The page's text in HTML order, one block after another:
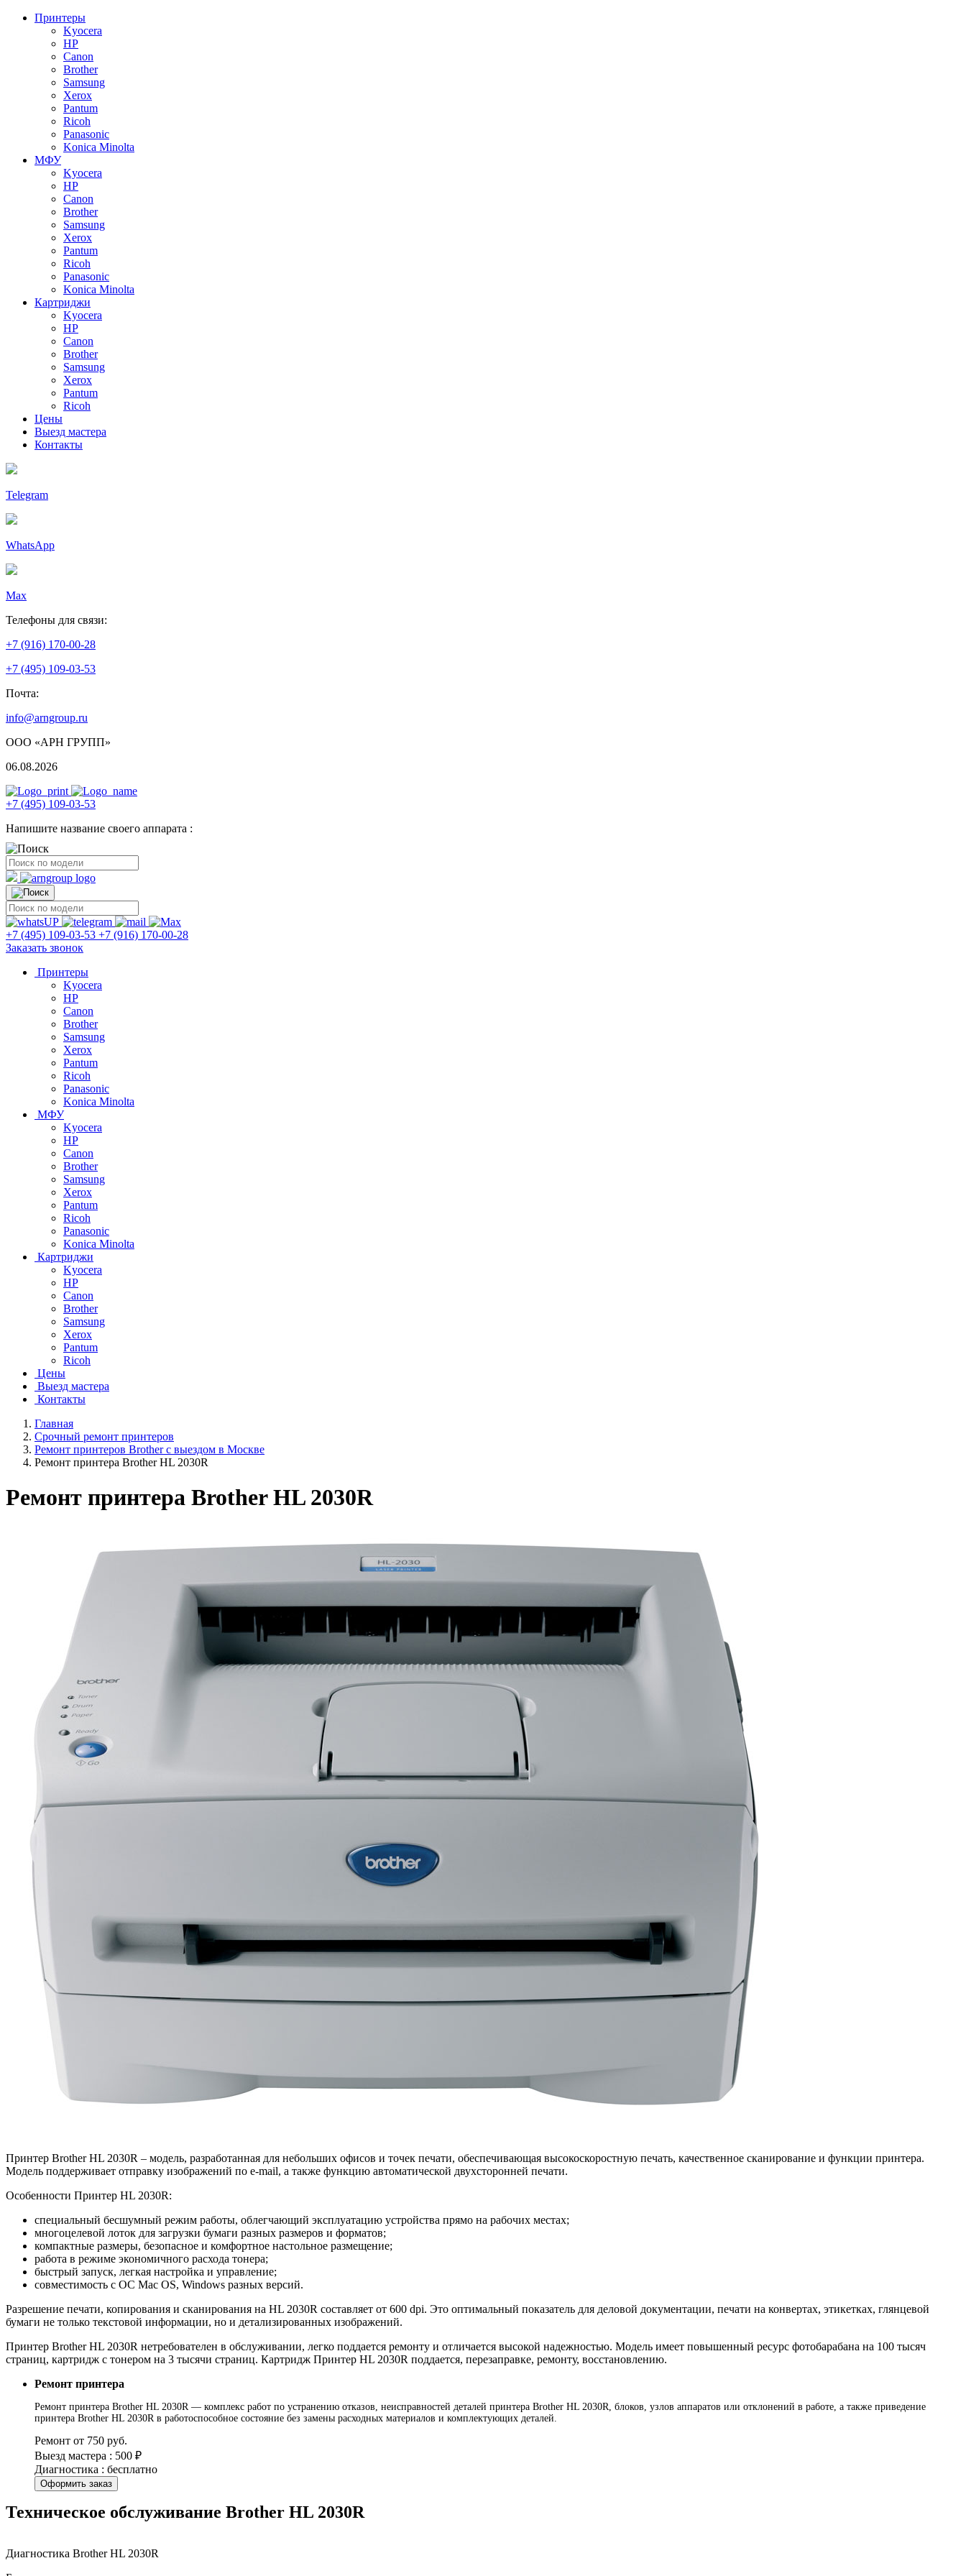
Принтеры
Kyocera
HP
Canon
Brother
Samsung
Xerox
Pantum
Ricoh
Panasonic
Konica Minolta
МФУ
Kyocera
HP
Canon
Brother
Samsung
Xerox
Pantum
Ricoh
Panasonic
Konica Minolta
Картриджи
Kyocera
HP
Canon
Brother
Samsung
Xerox
Pantum
Ricoh
Цены
Выезд мастера
Контакты
Telegram
WhatsApp
Max
Телефоны для связи:
+7 (916) 170-00-28
+7 (495) 109-03-53
Почта:
info@arngroup.ru
ООО «АРН ГРУПП»
06.08.2026
+7 (495) 109-03-53
Напишите название своего аппарата :
+7 (495) 109-03-53 +7 (916) 170-00-28
Заказать звонок
Принтеры
Kyocera
HP
Canon
Brother
Samsung
Xerox
Pantum
Ricoh
Panasonic
Konica Minolta
МФУ
Kyocera
HP
Canon
Brother
Samsung
Xerox
Pantum
Ricoh
Panasonic
Konica Minolta
Картриджи
Kyocera
HP
Canon
Brother
Samsung
Xerox
Pantum
Ricoh
Цены
Выезд мастера
Контакты
Главная
Срочный ремонт принтеров
Ремонт принтеров Brother с выездом в Москве
Ремонт принтера Brother HL 2030R
Ремонт принтера Brother HL 2030R
Принтер Brother HL 2030R – модель, разработанная для небольших офисов и точек печати, обеспечивающая высокоскоростную печать, качественное сканирование и функции принтера.
Модель поддерживает отправку изображений по e-mail, а также функцию автоматической двухсторонней печати.
Особенности Принтер HL 2030R:
специальный бесшумный режим работы, облегчающий эксплуатацию устройства прямо на рабочих местах;
многоцелевой лоток для загрузки бумаги разных размеров и форматов;
компактные размеры, безопасное и комфортное настольное размещение;
работа в режиме экономичного расхода тонера;
быстрый запуск, легкая настройка и управление;
совместимость с ОС Mac OS, Windows разных версий.
Разрешение печати, копирования и сканирования на HL 2030R составляет от 600 dpi. Это оптимальный показатель для деловой документации, печати на конвертах, этикетках, глянцевой
бумаги не только текстовой информации, но и детализированных изображений.
Принтер Brother HL 2030R нетребователен в обслуживании, легко поддается ремонту и отличается высокой надежностью. Модель имеет повышенный ресурс фотобарабана на 100 тысяч
страниц, картридж с тонером на 3 тысячи страниц. Картридж Принтер HL 2030R поддается, перезаправке, ремонту, восстановлению.
Ремонт принтера
Ремонт принтера Brother HL 2030R — комплекс работ по устранению отказов, неисправностей деталей принтера Brother HL 2030R, блоков, узлов аппаратов или отклонений в работе, а также приведение
принтера Brother HL 2030R в работоспособное состояние без замены расходных материалов и комплектующих деталей.
Ремонт от 750 руб.
Выезд мастера : 500 ₽
Диагностика : бесплатно
Оформить заказ
Техническое обслуживание Brother HL 2030R
Диагностика Brother HL 2030R